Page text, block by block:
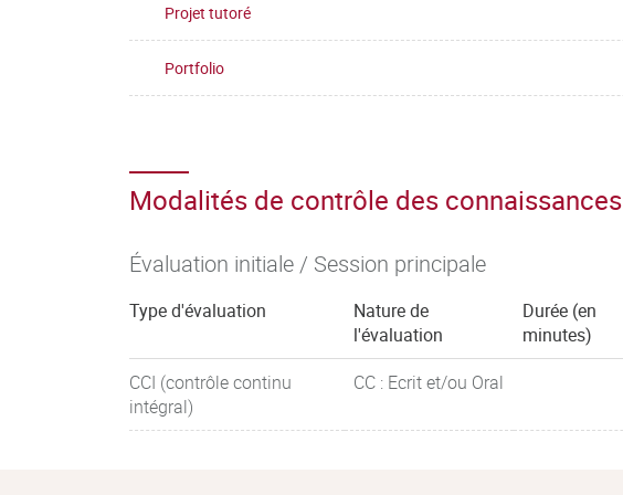
Projet tutoré
Portfolio
Modalités de contrôle des connaissances
Évaluation initiale / Session principale
Type d'évaluation
Nature de
l'évaluation
Durée (en
minutes)
CCI (contrôle continu
intégral)
CC : Ecrit et/ou Oral